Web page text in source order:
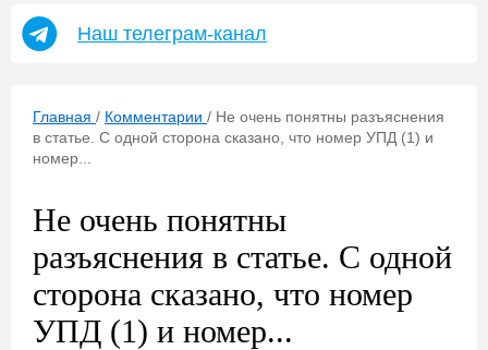
Наш телеграм-канал
Главная / Комментарии / Не очень понятны разъяснения
в статье. С одной сторона сказано, что номер УПД (1) и
номер...
Не очень понятны
разъяснения в статье. С одной
сторона сказано, что номер
УПД (1) и номер...